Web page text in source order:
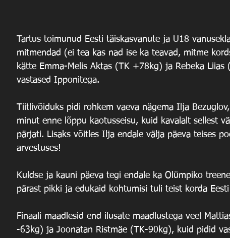
Tartus toimunud Eesti täiskasvanute ja U18
mitmendad (ei tea kas nad ise ka teavad, mitme
kätte Emma-Melis Aktas (TK +78kg) ja Rebeka
vastased Ipponitega.
Tiitlivõiduks pidi rohkem vaeva nägema Ilja
minut enne lõppu kaotusseisu, kuid kavalalt sellest
pärjati. Lisaks võitles Ilja endale välja päeva teises
arvestuses!
Kuldse ja kauni päeva tegi endale ka Olümpiko
pärast pikki ja edukaid kohtumisi tuli teist korda
Finaali maadlesid end ilusate maadlustega veel
-63kg) ja Joonatan Ristmäe (TK-90kg), kuid pidid